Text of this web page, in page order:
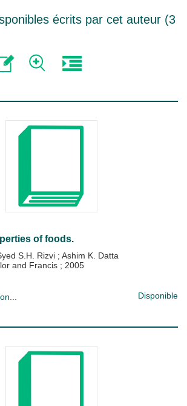
écrits par cet auteur (3
of foods.
S.H. Rizvi ; Ashim K. Datta
and Francis ; 2005
Disponible